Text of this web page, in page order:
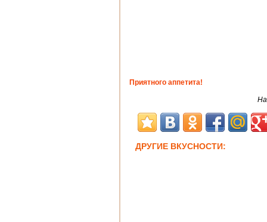
Приятного аппетита!
ДРУГИЕ ВКУСНОСТИ: